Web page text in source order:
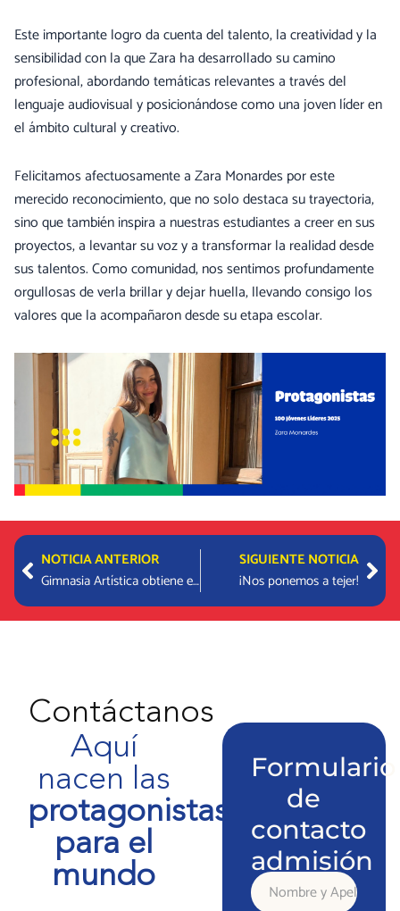
Este importante logro da cuenta del talento, la creatividad y la
sensibilidad con la que Zara ha desarrollado su camino
profesional, abordando temáticas relevantes a través del
lenguaje audiovisual y posicionándose como una joven líder en
el ámbito cultural y creativo.
Felicitamos afectuosamente a Zara Monardes por este
merecido reconocimiento, que no solo destaca su trayectoria,
sino que también inspira a nuestras estudiantes a creer en sus
proyectos, a levantar su voz y a transformar la realidad desde
sus talentos. Como comunidad, nos sentimos profundamente
orgullosas de verla brillar y dejar huella, llevando consigo los
valores que la acompañaron desde su etapa escolar.
PrevNOTICIA ANTERIOR
Gimnasia Artística obtiene el primer lugar en la Copa Maisonnette
SIGUIENTE NOTICIA
¡Nos ponemos a tejer!
Contáctanos
Aquí
nacen las
protagonistas
para el
mundo
Formulario
de
contacto
admisión
Nombre